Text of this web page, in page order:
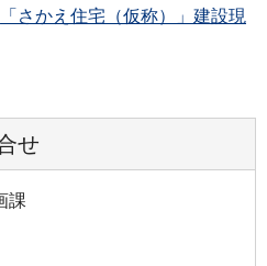
「さかえ住宅（仮称）」建設現
せ
課